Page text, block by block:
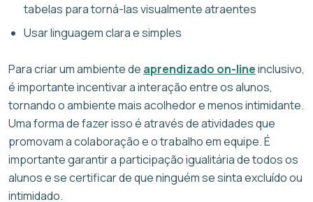
tabelas para torná-las visualmente atraentes
Usar linguagem clara e simples
Para criar um ambiente de aprendizado on-lineinclusivo,
é importante incentivar a interação entre os alunos,
tornando o ambiente mais acolhedor e menos intimidante.
Uma forma de fazer isso é através de atividades que
promovam a colaboração e o trabalho em equipe. É
importante garantir a participação igualitária de todos os
alunos e se certificar de que ninguém se sinta excluído ou
intimidado.